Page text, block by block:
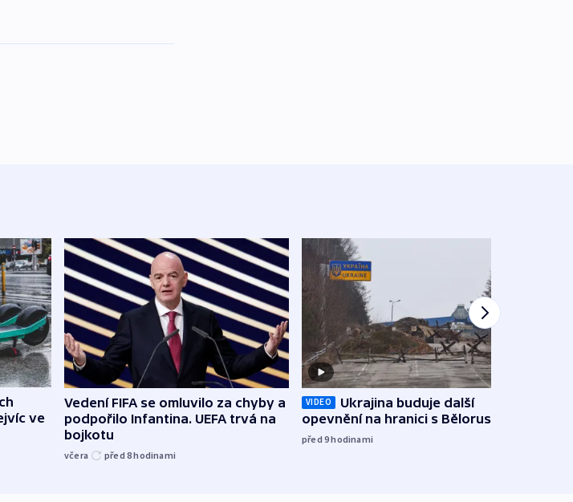
ve
Vedení FIFA se omluvilo za chyby a
podpořilo Infantina. UEFA trvá na
bojkotu
včera před 8hodinami
VIDEO
Ukrajina buduje další
opevnění na hranici s Běloruskem
před 9hodinami